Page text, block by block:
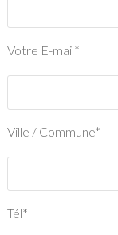
Votre E-mail*
Ville / Commune*
Tél*